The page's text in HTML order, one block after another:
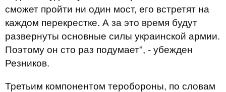
сможет пройти ни один мост, его встретят на
каждом перекрестке. А за это время будут
развернуты основные силы украинской армии.
Поэтому он сто раз подумает", - убежден
Резников.
Третьим компонентом теробороны, по словам